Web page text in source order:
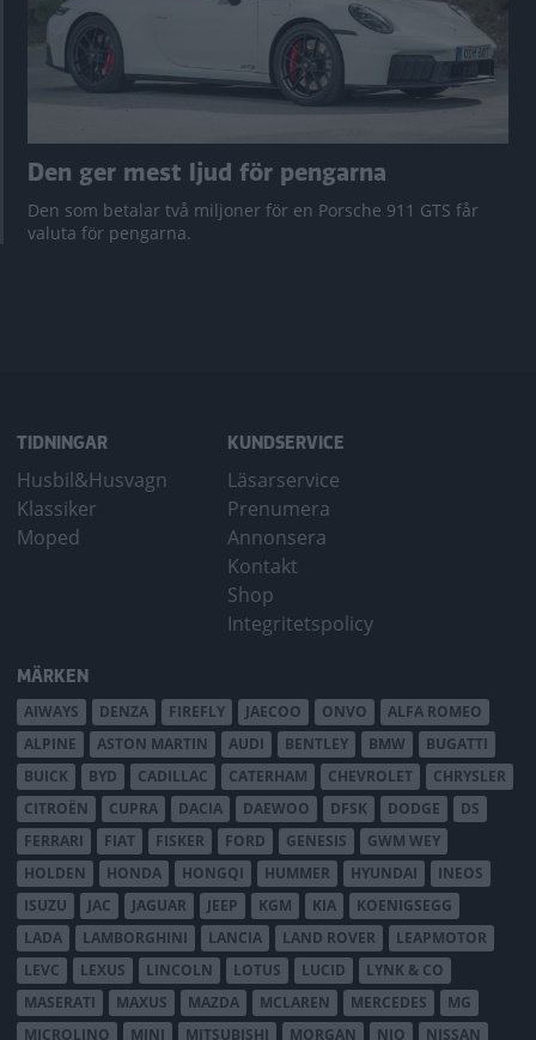
Den ger mest ljud för pengarna
Den som betalar två miljoner för en Porsche 911 GTS får
valuta för pengarna.
TIDNINGAR
Husbil&Husvagn
Klassiker
Moped
KUNDSERVICE
Läsarservice
Prenumera
Annonsera
Kontakt
Shop
Integritetspolicy
MÄRKEN
AIWAYS DENZA FIREFLY JAECOO ONVO
ALFA ROMEO
ALPINE
ASTON MARTIN AUDI BENTLEY BMW
BUGATTI
BUICK
BYD CADILLAC CATERHAM CHEVROLET
CHRYSLER
CITROËN
CUPRA DACIA DAEWOO DFSK DODGE
DS
FERRARI
FIAT FISKER FORD GENESIS
GWM WEY
HOLDEN
HONDA HONGQI HUMMER HYUNDAI
INEOS
ISUZU
JAC JAGUAR JEEP KGM KIA
KOENIGSEGG
LADA
LAMBORGHINI LANCIA LAND ROVER
LEAPMOTOR
LEVC
LEXUS LINCOLN LOTUS LUCID
LYNK & CO
MASERATI
MAXUS MAZDA MCLAREN MERCEDES
MG
MICROLINO
MINI MITSUBISHI MORGAN NIO NISSAN